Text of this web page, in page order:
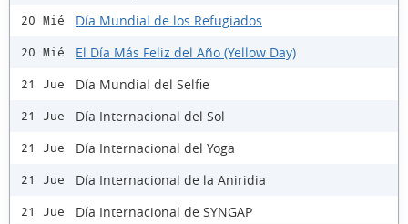
20 Mié Día Mundial de los Refugiados
20 Mié El Día Más Feliz del Año (Yellow Day)
21 Jue Día Mundial del Selfie
21 Jue Día Internacional del Sol
21 Jue Día Internacional del Yoga
21 Jue Día Internacional de la Aniridia
21 Jue Día Internacional de SYNGAP